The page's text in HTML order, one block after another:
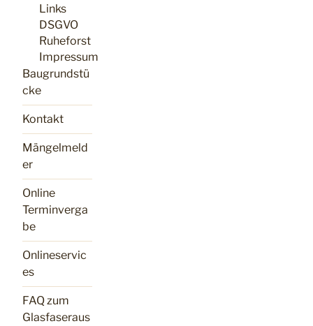
Links
DSGVO
Ruheforst
Impressum
Baugrundstü
cke
Kontakt
Mängelmeld
er
Online
Terminverga
be
Onlineservic
es
FAQ zum
Glasfaseraus